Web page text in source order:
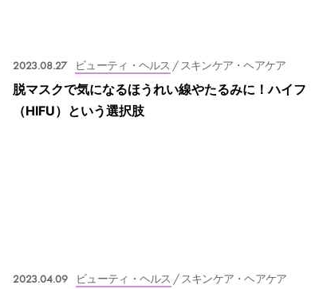
2023.08.27 ビューティ・ヘルス / スキンケア・ヘアケア
脱マスクで気になるほうれい線やたるみに！ハイフ
（HIFU）という選択肢
2023.04.09 ビューティ・ヘルス / スキンケア・ヘアケア